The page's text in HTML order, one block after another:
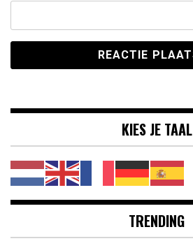
KIES JE TAAL
TRENDING